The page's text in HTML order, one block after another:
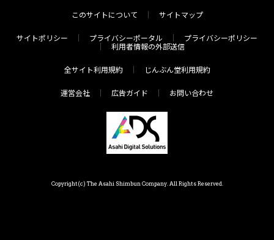
このサイトについて サイトマップ
サイトポリシー プライバシーポータル
プライバシーポリシー
利用者情報の外部送信
全サイト利用規約 じんぶん堂利用規約
運営会社 広告ガイド お問い合わせ
Copyright(c) The Asahi Shimbun Company. All Rights Reserved.